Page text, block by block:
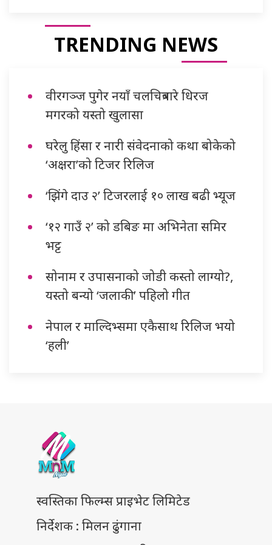
TRENDING NEWS
वीरगञ्ज पुगेर नयाँ चलचित्रबारे धिरज
मगरको यस्तो खुलासा
घरेलु हिंसा र नारी संवेदनाको कथा बोकेको
‘अक्षरा’को टिजर रिलिज
‘झिंगे दाउ २’ टिजरलाई १० लाख बढी भ्यूज
‘१२ गाउँ २’ को डबिङ मा अभिनेता समिर
भट्ट
सोनाम र उपासनाको जोडी कस्तो लाग्यो?,
यस्तो बन्यो ‘जलाकी’ पहिलो गीत
नेपाल र माल्दिभ्समा एकैसाथ रिलिज भयो
‘हली’
स्वस्तिका फिल्म्स प्राइभेट लिमिटेड
निर्देशक : मिलन ढुंगाना